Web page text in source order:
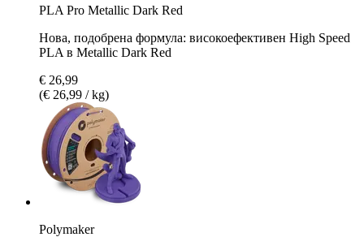
PLA Pro Metallic Dark Red
Нова, подобрена формула: високоефективен High Speed
PLA в Metallic Dark Red
€ 26,99
(€ 26,99 / kg)
Polymaker